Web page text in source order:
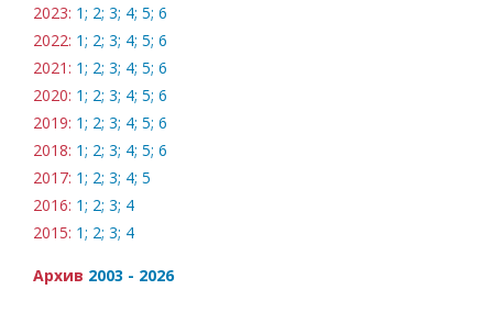
2023: 1; 2; 3; 4; 5; 6
2022: 1; 2; 3; 4; 5; 6
2021: 1; 2; 3; 4; 5; 6
2020: 1; 2; 3; 4; 5; 6
2019: 1; 2; 3; 4; 5; 6
2018: 1; 2; 3; 4; 5; 6
2017: 1; 2; 3; 4; 5
2016: 1; 2; 3; 4
2015: 1; 2; 3; 4
Архив 2003 - 2026